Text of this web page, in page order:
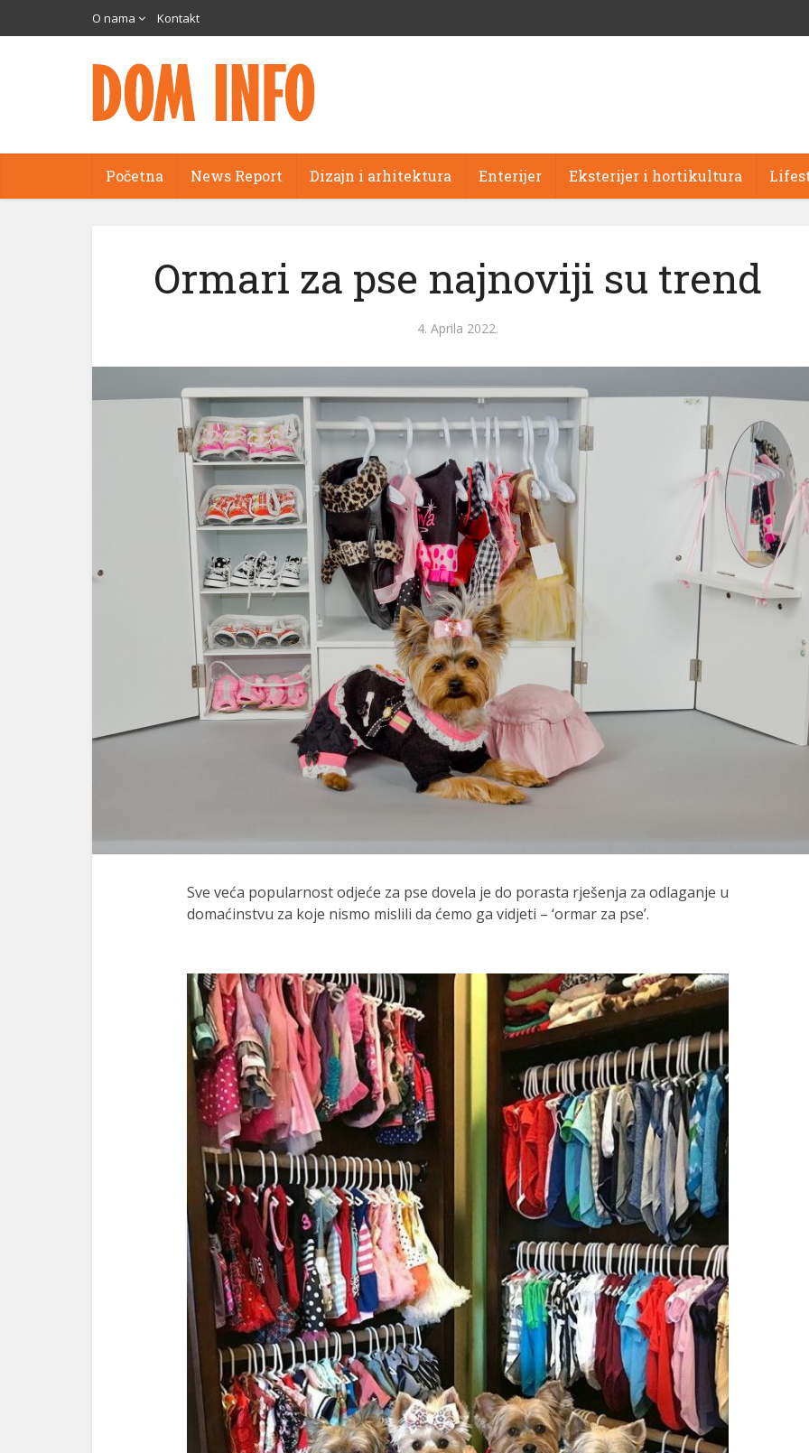
O nama Kontakt
Početna News Report Dizajn i arhitektura Enterijer Eksterijer i hortikultura
Ormari za pse najnoviji su trend
4. Aprila 2022.
Sve veća popularnost odjeće za pse dovela je do porasta rješenja za odlaganje u
domaćinstvu za koje nismo mislili da ćemo ga vidjeti – ‘ormar za pse’.